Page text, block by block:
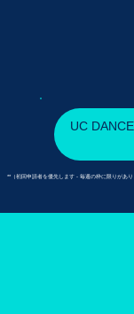
UC
**（初回申請者を優先します - 毎週の枠に限りがあり